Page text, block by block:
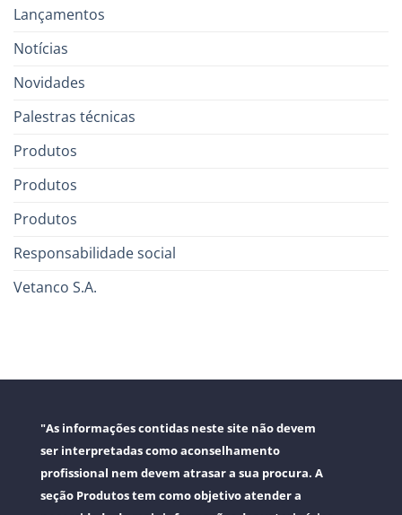
Lançamentos
Notícias
Novidades
Palestras técnicas
Produtos
Produtos
Produtos
Responsabilidade social
Vetanco S.A.
"As informações contidas neste site não devem
ser interpretadas como aconselhamento
profissional nem devem atrasar a sua procura. A
seção Produtos tem como objetivo atender a